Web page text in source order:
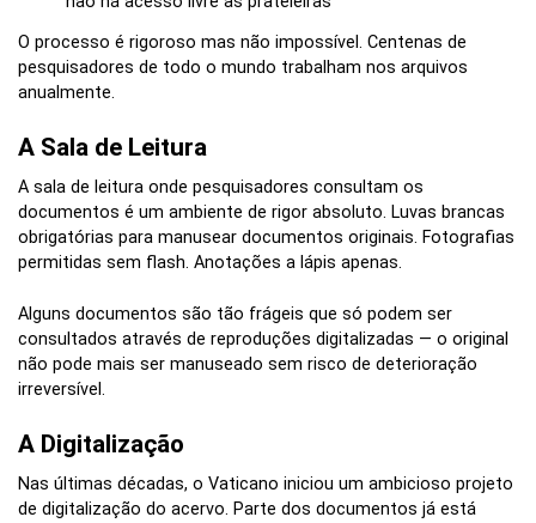
O processo é rigoroso mas não impossível. Centenas de
pesquisadores de todo o mundo trabalham nos arquivos
anualmente.
A Sala de Leitura
A sala de leitura onde pesquisadores consultam os
documentos é um ambiente de rigor absoluto. Luvas brancas
obrigatórias para manusear documentos originais. Fotografias
permitidas sem flash. Anotações a lápis apenas.
Alguns documentos são tão frágeis que só podem ser
consultados através de reproduções digitalizadas — o original
não pode mais ser manuseado sem risco de deterioração
irreversível.
A Digitalização
Nas últimas décadas, o Vaticano iniciou um ambicioso projeto
de digitalização do acervo. Parte dos documentos já está